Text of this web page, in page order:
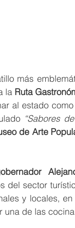
más
la Ruta
al estado
“Sabores
de Arte
del sector
y locales,
una de las